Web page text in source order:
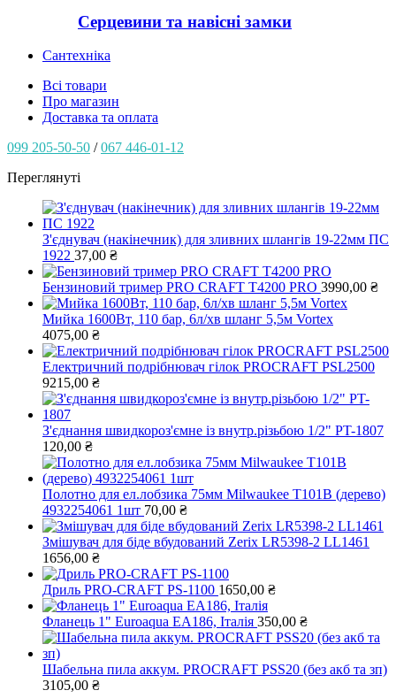
Серцевини та навісні замки
Сантехніка
Всі товари
Про магазин
Доставка та оплата
099 205-50-50 /067 446-01-12
Переглянуті
З'єднувач (накінечник) для зливних шлангів 19-22мм ПС
1922 37,00 ₴
Бензиновий тример PRO СRAFT Т4200 PRO 3990,00 ₴
Мийка 1600Вт, 110 бар, 6л/хв шланг 5,5м Vortex
4075,00 ₴
Електричний подрібнювач гілок PROCRAFT PSL2500
9215,00 ₴
З'єднання швидкороз'ємне із внутр.різьбою 1/2" PT-1807
120,00 ₴
Полотно для ел.лобзика 75мм Milwaukee T101B (дерево)
4932254061 1шт 70,00 ₴
Змішувач для біде вбудований Zerix LR5398-2 LL1461
1656,00 ₴
Дриль PRO-CRAFT PS-1100 1650,00 ₴
Фланець 1" Euroaqua EA186, Італія 350,00 ₴
Шабельна пила аккум. PROCRAFT PSS20 (без акб та зп)
3105,00 ₴